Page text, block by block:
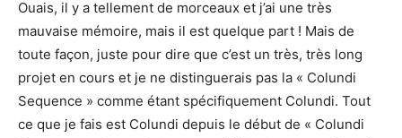
Ouais, il y a tellement de morceaux et j’ai une très
mauvaise mémoire, mais il est quelque part ! Mais de
toute façon, juste pour dire que c’est un très, très long
projet en cours et je ne distinguerais pas la « Colundi
Sequence » comme étant spécifiquement Colundi. Tout
ce que je fais est Colundi depuis le début de « Colundi